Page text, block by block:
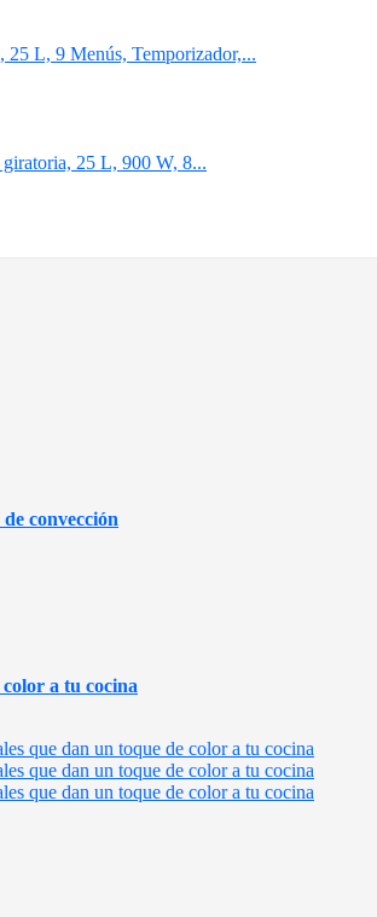
L, 9 Menús, Temporizador,...
25 L, 900 W, 8...
convección
a tu cocina
que dan un toque de color a tu cocina
que dan un toque de color a tu cocina
que dan un toque de color a tu cocina